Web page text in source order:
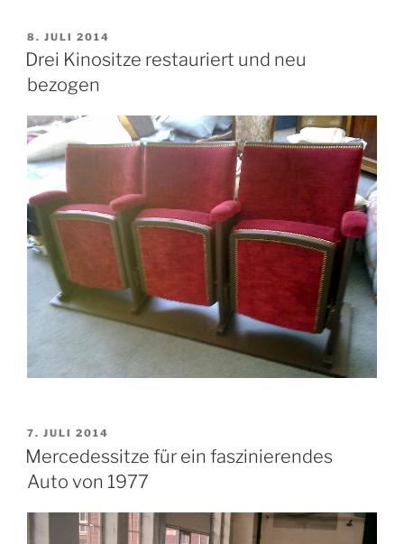
VERÖFFENTLICHT
AM
8. JULI 2014
Drei Kinositze restauriert und neu
bezogen
VERÖFFENTLICHT
AM
7. JULI 2014
Mercedessitze für ein faszinierendes
Auto von 1977